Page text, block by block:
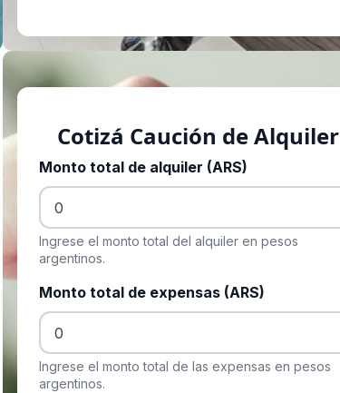
Cotizá Caución de Alquiler
Monto total de alquiler (ARS)
Ingrese el monto total del alquiler en pesos
argentinos.
Monto total de expensas (ARS)
Ingrese el monto total de las expensas en pesos
argentinos.